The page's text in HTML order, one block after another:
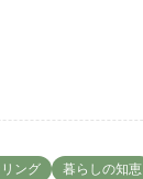
ング 暮らしの知恵